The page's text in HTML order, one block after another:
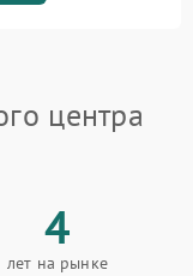
центра
4
лет на рынке